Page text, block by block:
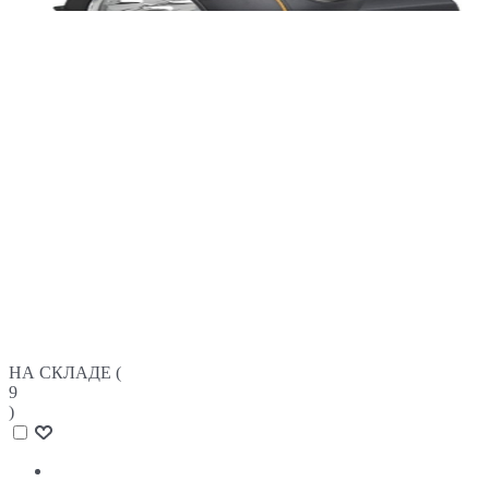
НА СКЛАДЕ (
9
)